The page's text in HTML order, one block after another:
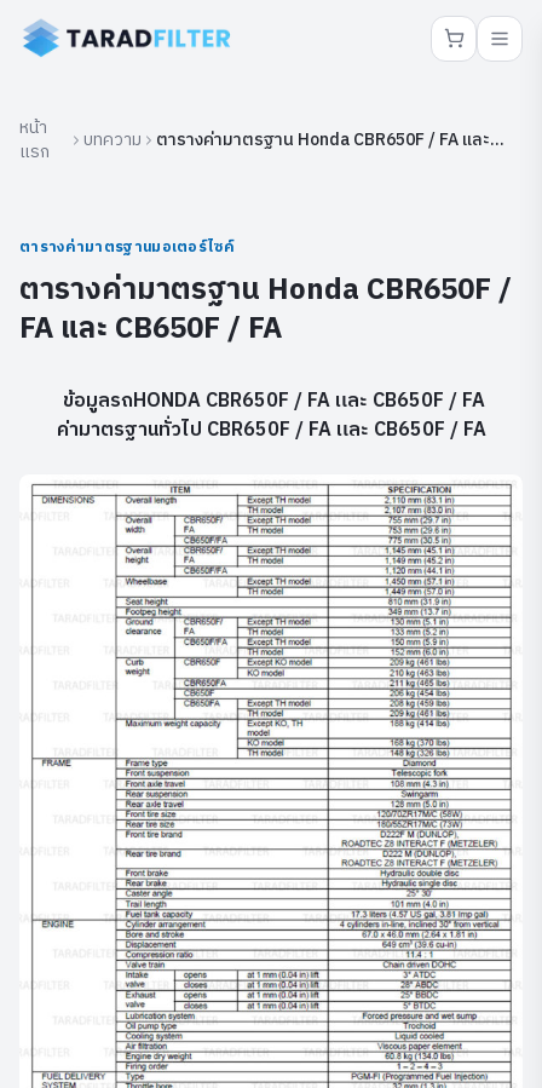
หน้า
แรก
บทความ
ตารางค่ามาตรฐาน Honda CBR650F / FA และ
ตารางค่ามาตรฐานมอเตอร์ไซค์
ตารางค่ามาตรฐาน Honda CBR650F /
FA และ CB650F / FA
ข้อมูลรถHONDA CBR650F / FA และ CB650F / FA
ค่ามาตรฐานทั่วไป CBR650F / FA และ CB650F / FA